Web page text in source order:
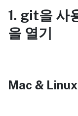
1. git을 사
을 열기
Mac & Linux